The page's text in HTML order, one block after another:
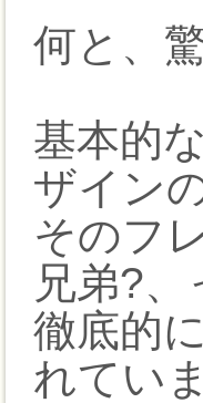
何と、
基本的
ザイン
そのフ
兄弟?、
徹底的
れてい